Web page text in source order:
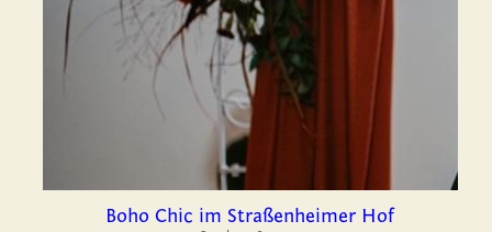
Boho Chic im Straßenheimer Hof